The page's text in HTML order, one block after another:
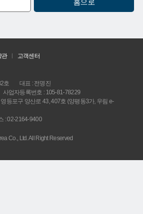
홈으로
관 고객센터
호
대표 : 전명진
사업자등록번호 : 105-81-78229
등포구 양산로 43, 407호 (양평동3가, 우림 e-
: 02-2164-9400
Co., Ltd. All Right Reserved